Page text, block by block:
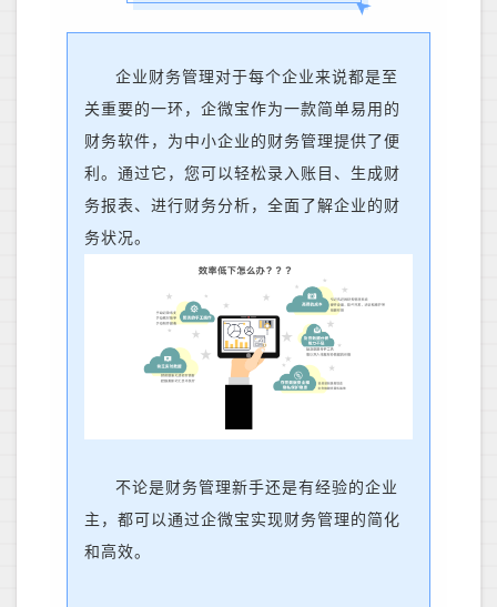
企业财务管理对于每个企业来说都是至
关重要的一环，企微宝作为一款简单易用的
财务软件，为中小企业的财务管理提供了便
利。通过它，您可以轻松录入账目、生成财
务报表、进行财务分析 ， 全面了解企业的财
务状况。
不论是财务管理新手还是有经验的企业
主，都可以通过企微宝实现财务管理的简化
和高效。